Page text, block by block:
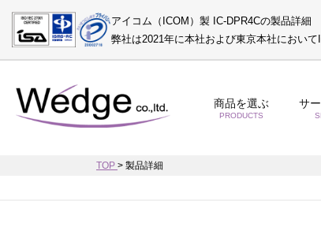
アイコム（ICOM）製 IC-DPR4Cの製品詳細
弊社は2021年に本社および東京本社におい
商品を選ぶ
PRODUCTS
サ
TOP > 製品詳細